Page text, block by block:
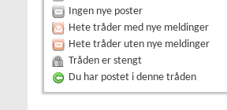
Ingen nye poster
Hete tråder med nye meldinger
Hete tråder uten nye meldinger
Tråden er stengt
Du har postet i denne tråden